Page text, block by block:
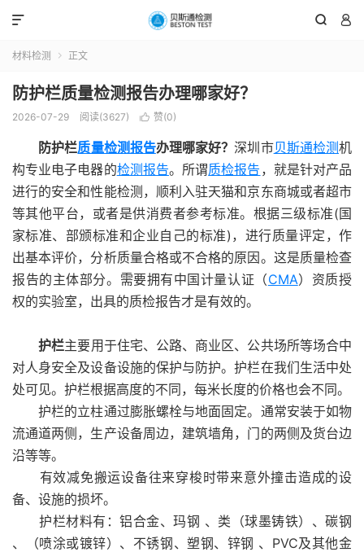
 

材料检测  正文
防护栏质量检测报告办理哪家好？
2026-07-29 阅读(3627)  赞(0)
防护栏质量检测报告办理哪家好？深圳市贝斯通检测机
构专业电子电器的检测报告。所谓质检报告 ，就是针对产品
进行的安全和性能检测，顺利入驻天猫和京东商城或者超市
等其他平台，或者是供消费者参考标准。根据三级标准(国
家标准、部颁标准和企业自己的标准)，进行质量评定，作
出基本评价，分析质量合格或不合格的原因。这是质量检查
报告的主体部分。需要拥有中国计量认证（CMA）资质授
权的实验室，出具的质检报告才是有效的。
护栏主要用于住宅、公路、商业区、公共场所等场合中
对人身安全及设备设施的保护与防护。护栏在我们生活中处
处可见。护栏根据高度的不同，每米长度的价格也会不同。
护栏的立柱通过膨胀螺栓与地面固定。通常安装于如物
流通道两侧，生产设备周边，建筑墙角，门的两侧及货台边
沿等等。
有效减免搬运设备往来穿梭时带来意外撞击造成的设
备、设施的损坏。
护栏材料有：铝合金、玛钢 、类（球墨铸铁）、碳钢
、（喷涂或镀锌）、不锈钢、塑钢、锌钢 、PVC及其他金